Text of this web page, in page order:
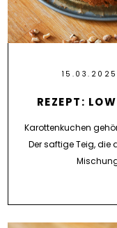
15.03.2025
REZEPT:
Karottenkuchen
Der saftige Teig,